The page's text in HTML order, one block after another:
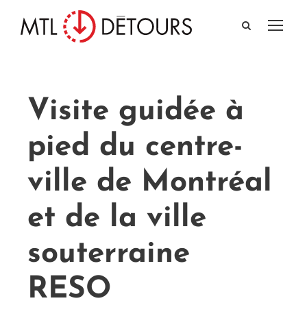
Visite guidée à
pied du centre-
ville de Montréal
et de la ville
souterraine
RESO